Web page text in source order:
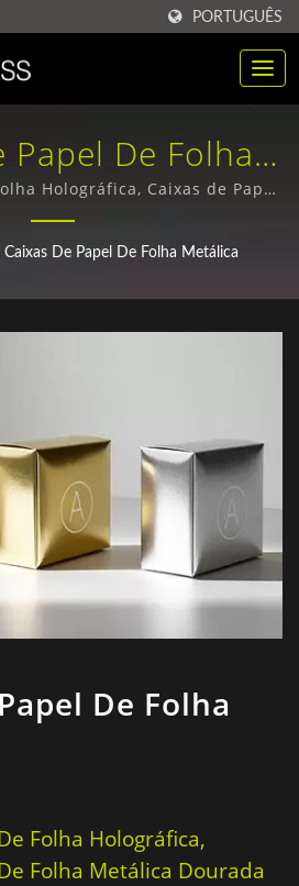
PORTUGUÊS
Papel De Folha
De
Papel Kraft
Co., Ltd.
Holográfica, Caixas de Papel
e Prateada / Caixas de
Papel Ecológico - Designs
Pedidos em Grande Escala
Caixas De Papel De Folha Metálica
De Folha
Folha Holográfica,
Folha Metálica Dourada